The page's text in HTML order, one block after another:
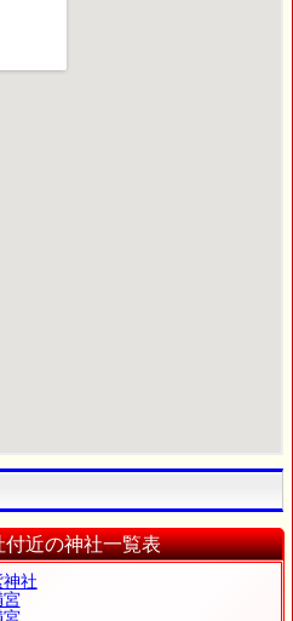
近の神社一覧表
社
宮